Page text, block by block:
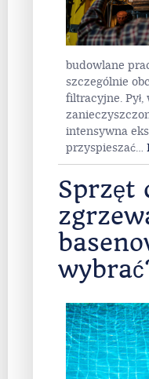
budowlane
szczególnie
filtracyjne.
intensywna
przyspieszać…
Sprzęt